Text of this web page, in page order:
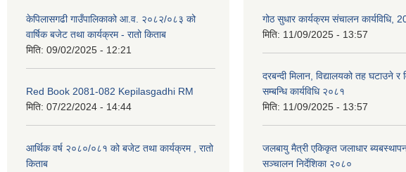
केपिलासगढी गाउँपालिकाको आ.व. २०८२/०८३ को
वार्षिक बजेट तथा कार्यक्रम - रातो किताब
मिति: 09/02/2025 - 12:21
Red Book 2081-082 Kepilasgadhi RM
मिति: 07/22/2024 - 14:44
आर्थिक वर्ष २०८०/०८१ को बजेट तथा कार्यक्रम , रातो
किताब
गोठ सुधार कार्यक्रम संचालन कार्यविधि,
मिति: 11/09/2025 - 13:57
दरबन्दी मिलान, विद्यालयको तह घटाउने र
सम्बन्धि कार्यविधि २०८१
मिति: 11/09/2025 - 13:57
जलबायु मैत्री एकिकृत जलाधार ब्यबस्थापन
सञ्चालन निर्देशिका २०८०